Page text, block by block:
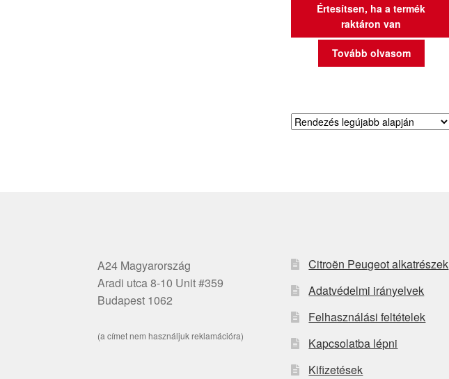
Értesítsen, ha a termék
raktáron van
Tovább olvasom
A24 Magyarország
Aradi utca 8-10 Unit #359
Budapest 1062
(a címet nem használjuk reklamációra)
Citroën Peugeot alkatrészek
Adatvédelmi irányelvek
Felhasználási feltételek
Kapcsolatba lépni
Kifizetések